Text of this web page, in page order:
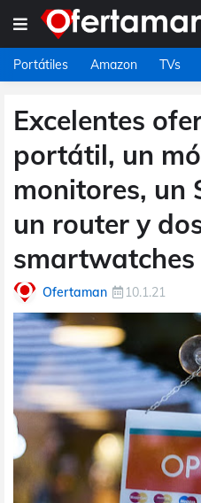
Portátiles Amazon TVs
Excelentes
portátil, un
monitores, un
un router y
smartwatches
Ofertaman 10.1.21